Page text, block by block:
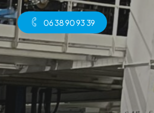
0638909339